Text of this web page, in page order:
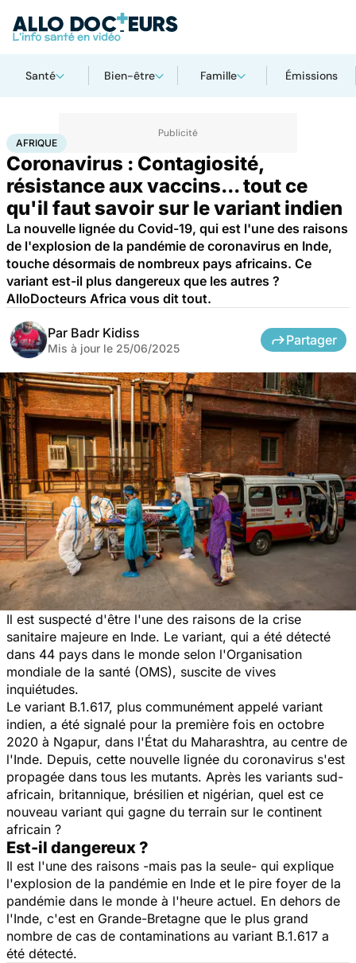
Santé Bien-être Famille Émissions
AccueilSanté Maladies infectieuses
AFRIQUE
Coronavirus : Contagiosité,
résistance aux vaccins... tout ce
qu'il faut savoir sur le variant indien
La nouvelle lignée du Covid-19, qui est l'une des raisons
de l'explosion de la pandémie de coronavirus en Inde,
touche désormais de nombreux pays africains. Ce
variant est-il plus dangereux que les autres ?
AlloDocteurs Africa vous dit tout.
Par Badr Kidiss
Mis à jour le 25/06/2025
Partager
Il est suspecté d'être l'une des raisons de la crise
sanitaire majeure en Inde. Le variant, qui a été détecté
dans 44 pays dans le monde selon l'Organisation
mondiale de la santé (OMS), suscite de vives
inquiétudes.
Le variant B.1.617, plus communément appelé variant
indien, a été signalé pour la première fois en octobre
2020 à Ngapur, dans l'État du Maharashtra, au centre de
l'Inde. Depuis, cette nouvelle lignée du coronavirus s'est
propagée dans tous les mutants. Après les variants sud-
africain, britannique, brésilien et nigérian, quel est ce
nouveau variant qui gagne du terrain sur le continent
africain ?
Est-il dangereux ?
Il est l'une des raisons -mais pas la seule- qui explique
l'explosion de la pandémie en Inde et le pire foyer de la
pandémie dans le monde à l'heure actuel. En dehors de
l'Inde, c'est en Grande-Bretagne que le plus grand
nombre de cas de contaminations au variant B.1.617 a
été détecté.